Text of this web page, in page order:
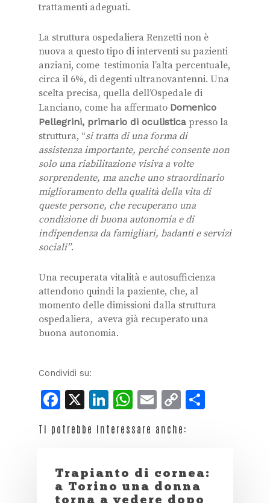
trattamenti adeguati.
La struttura ospedaliera Renzetti non è
nuova a questo tipo di interventi su pazienti
anziani, come testimonia l’alta percentuale,
circa il 6%, di degenti ultranovantenni. Una
scelta precisa, quella dell’Ospedale di
Lanciano, come ha affermato Domenico
Pellegrini, primario di oculistica presso la
struttura, “si tratta di una forma di
assistenza importante, perché consente non
solo una riabilitazione visiva a volte
sorprendente, ma anche uno straordinario
miglioramento della qualità della vita di
queste persone, che recuperano una
condizione di buona autonomia e di
indipendenza da famigliari, badanti e servizi
sociali”.
Una recuperata vitalità e autosufficienza
attendono quindi la paziente, che, al
momento delle dimissioni dalla struttura
ospedaliera, aveva già recuperato una
buona autonomia.
Condividi su:
Facebook
X LinkedIn
WhatsApp
Email
Copy
Ti potrebbe interessare anche:
Trapianto di cornea:
a Torino una donna
torna a vedere dopo